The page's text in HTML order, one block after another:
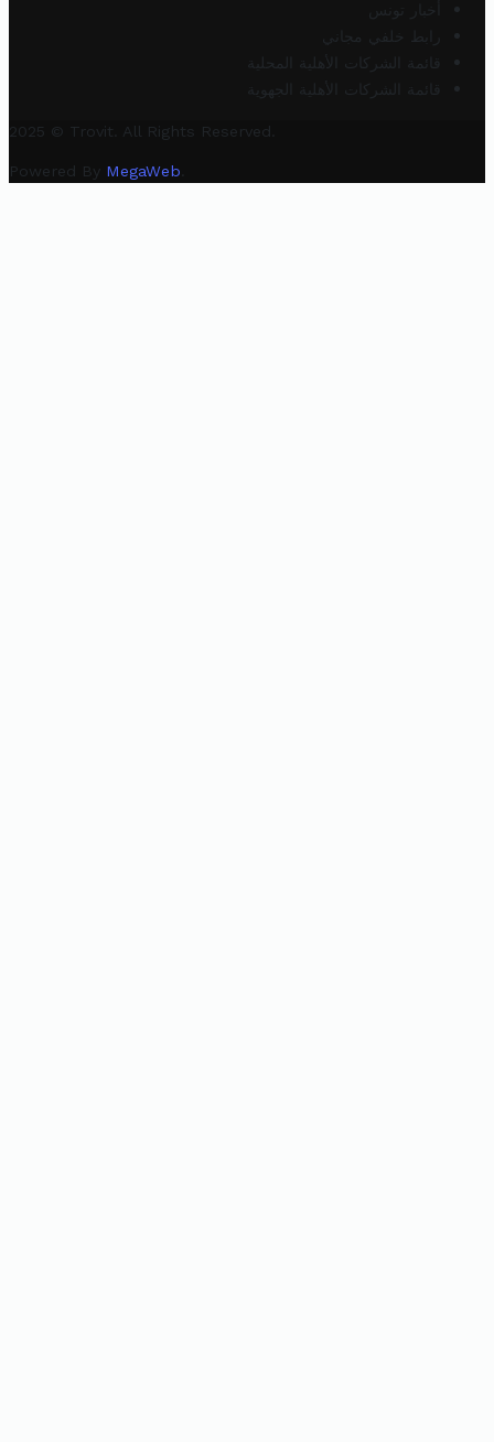
أخبار تونس
رابط خلفي مجاني
قائمة الشركات الأهلية المحلية
قائمة الشركات الأهلية الجهوية
2025 © Trovit. All Rights Reserved.
Powered By MegaWeb